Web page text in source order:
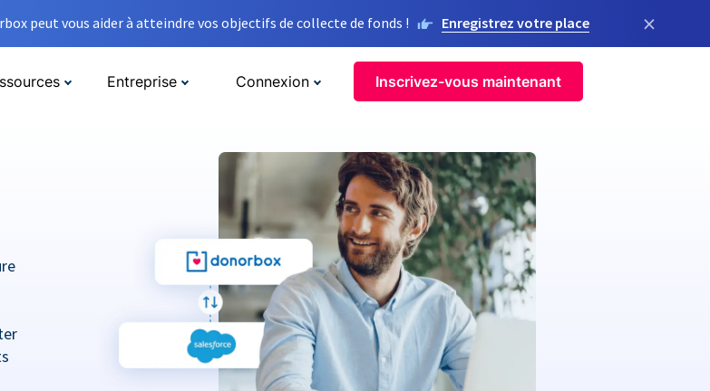
peut vous aider à atteindre vos objectifs de collecte de fonds ! Enregistrez votre place ×
Entreprise Connexion Inscrivez-vous maintenant